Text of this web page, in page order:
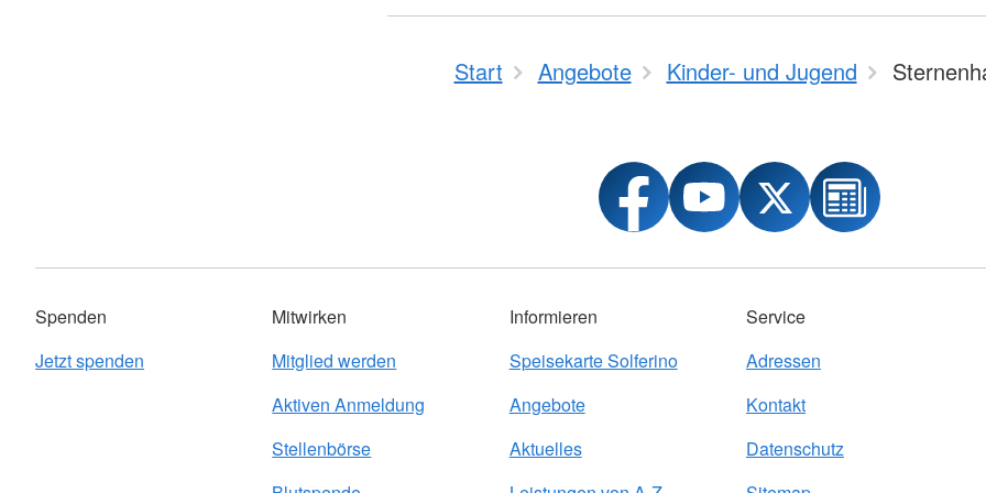
Start Angebote Kinder- und Jugend
Spenden
Jetzt spenden
Mitwirken
Mitglied werden
Aktiven Anmeldung
Stellenbörse
Informieren
Speisekarte Solferino
Angebote
Aktuelles
Service
Adressen
Kontakt
Datenschutz